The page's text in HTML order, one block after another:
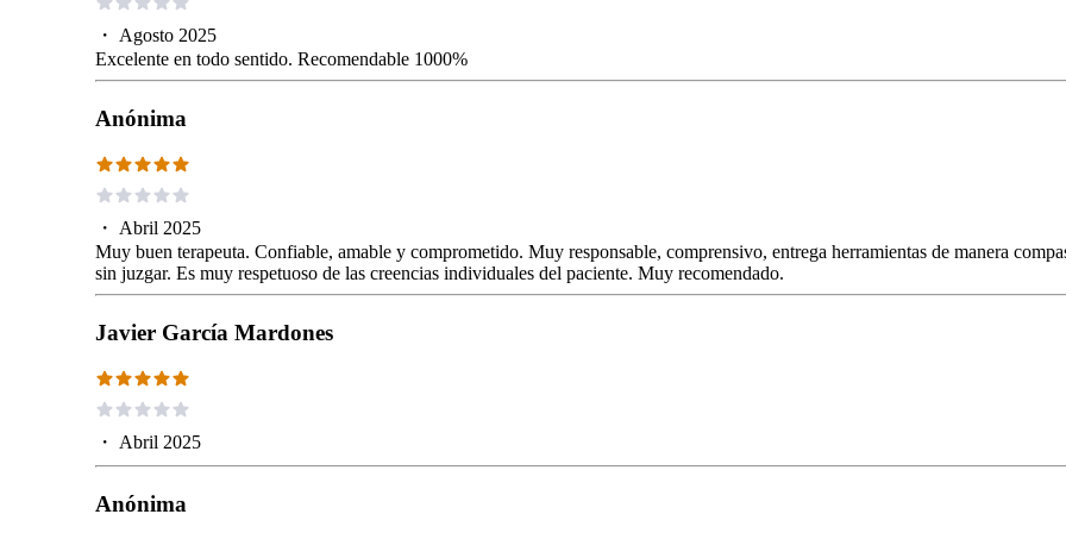
・ Agosto 2025
Excelente en todo sentido. Recomendable 1000%
Anónima
・ Abril 2025
Muy buen terapeuta. Confiable, amable y comprometido. Muy responsable, comprensivo, entrega herramientas de manera
sin juzgar. Es muy respetuoso de las creencias individuales del paciente. Muy recomendado.
Javier García Mardones
・ Abril 2025
Anónima